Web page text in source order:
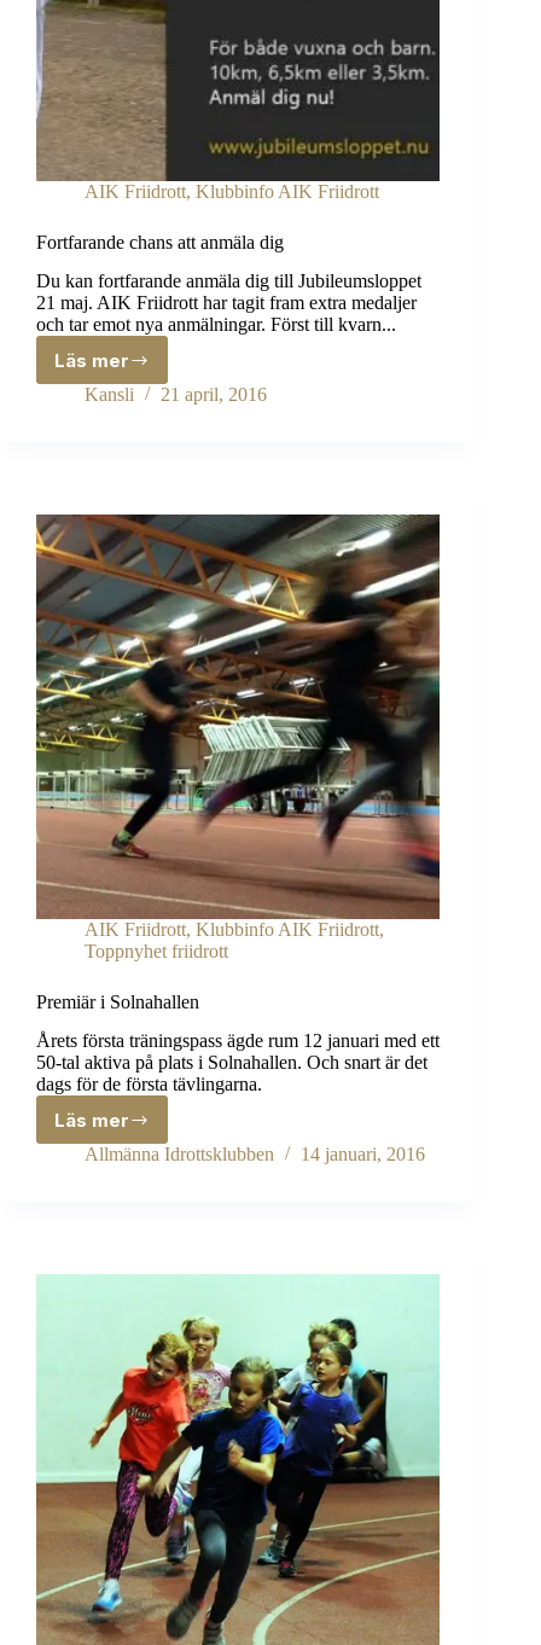
AIK Friidrott, Klubbinfo AIK Friidrott
Fortfarande chans att anmäla dig
Du kan fortfarande anmäla dig till Jubileumsloppet
21 maj. AIK Friidrott har tagit fram extra medaljer
och tar emot nya anmälningar. Först till kvarn...
Läs merFortfarande
chans
Kansli 21 april, 2016
AIK Friidrott, Klubbinfo AIK Friidrott,
Toppnyhet friidrott
Premiär i Solnahallen
Årets första träningspass ägde rum 12 januari med ett
50-tal aktiva på plats i Solnahallen. Och snart är det
dags för de första tävlingarna.
Läs merPremiär
i
Allmänna Idrottsklubben 14 januari, 2016